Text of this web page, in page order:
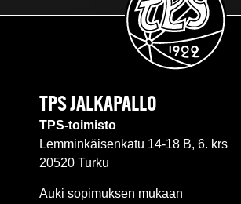
TPS JALKAPALLO
TPS-toimisto
Lemminkäisenkatu 14-18 B, 6. krs
20520 Turku
Auki sopimuksen mukaan